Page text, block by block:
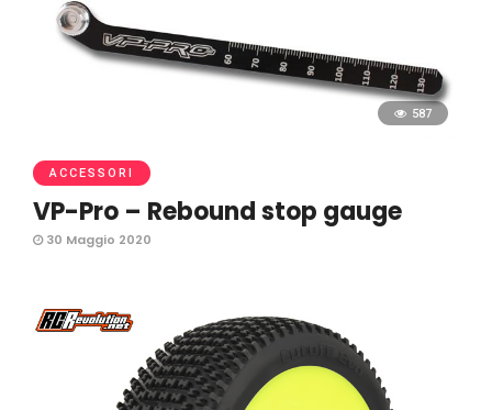
587
ACCESSORI
VP-Pro – Rebound stop gauge
30 Maggio 2020